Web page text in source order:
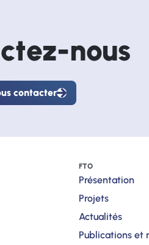
nous
Nous
contacter
contacter
FTO
Présentation
Projets
Actualités
Publications et